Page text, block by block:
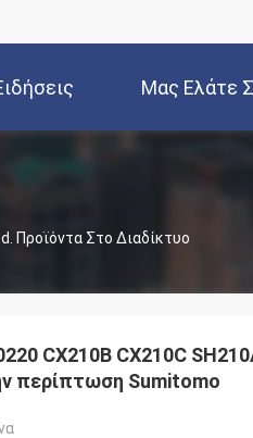
Μας Ελάτε
Προϊόντα Στο Διαδίκτυο
CX210B CX210C
περίπτωση Sumitomo